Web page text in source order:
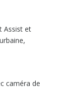
Assist et
caméra de